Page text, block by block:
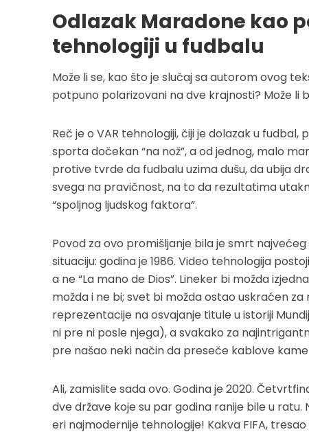
Odlazak Maradone kao
tehnologiji u fudbalu
Može li se, kao što je slučaj sa autorom ovog
potpuno polarizovani na dve krajnosti? Može li
Reč je o VAR tehnologiji, čiji je dolazak u
sporta dočekan “na nož”, a od jednog, malo
protive tvrde da fudbalu uzima dušu, da ubija
svega na pravičnost, na to da rezultatima
“spoljnog ljudskog faktora”.
Povod za ovo promišljanje bila je smrt
situaciju: godina je 1986. Video tehnologija
a ne “La mano de Dios”. Lineker bi možda
možda i ne bi; svet bi možda ostao uskraćen
reprezentacije na osvajanje titule u istoriji
ni pre ni posle njega), a svakako za
pre našao neki način da preseče kablove
Ali, zamislite sada ovo. Godina je 2020.
dve države koje su par godina ranije bile u
eri najmodernije tehnologije! Kakva FIFA,